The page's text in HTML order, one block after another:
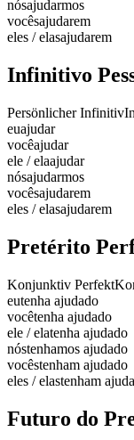
nósajudarmos
vocêsajudarem
eles / elasajudarem
Infinitivo
Persönlicher Infinitiv
euajudar
vocêajudar
ele / elaajudar
nósajudarmos
vocêsajudarem
eles / elasajudarem
Pretérito
Konjunktiv Perfekt
eutenha ajudado
vocêtenha ajudado
ele / elatenha ajudado
nóstenhamos ajudado
vocêstenham ajudado
eles / elastenham
Futuro do